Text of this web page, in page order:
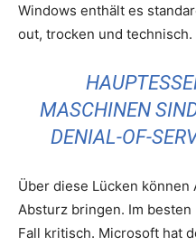
Windows enthält es
out, trocken und technisch.
MASCHINEN
DENIAL-OF-
Über diese Lücken
Absturz bringen. Im
Fall kritisch. Microsoft hat